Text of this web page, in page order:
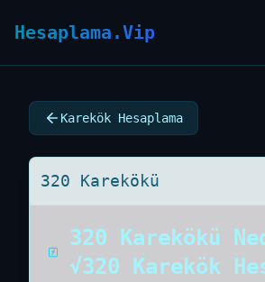
Hesaplama.Vip
Karekök Hesaplama
320 Karekökü
320 Karekökü
√320 Karekök